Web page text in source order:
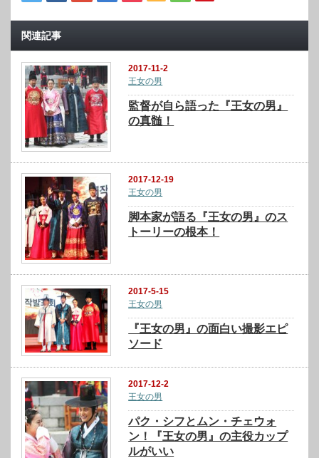
関連記事
2017-11-2
王女の男
監督が自ら語った『王女の男』
の真髄！
2017-12-19
王女の男
脚本家が語る『王女の男』のス
トーリーの根本！
2017-5-15
王女の男
『王女の男』の面白い撮影エピ
ソード
2017-12-2
王女の男
パク・シフとムン・チェウォ
ン！『王女の男』の主役カップ
ルがいい